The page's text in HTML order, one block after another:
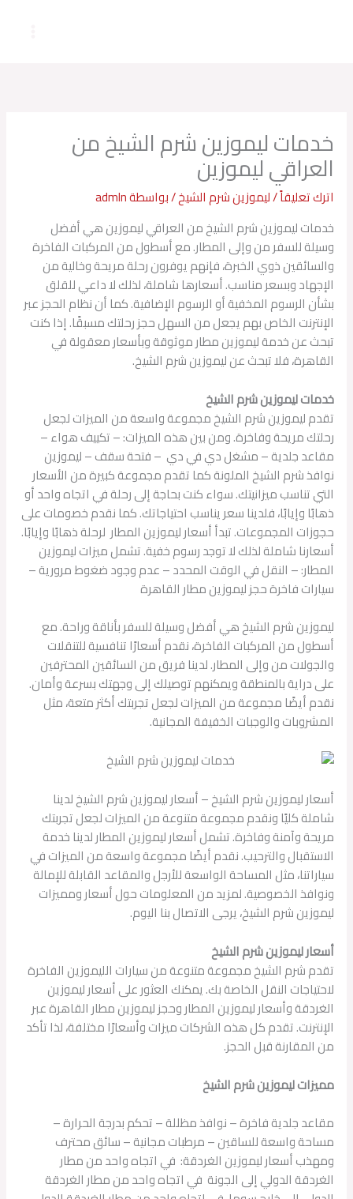
خدمات ليموزين شرم الشيخ من
العراقي ليموزين
اترك تعليقاً/ليموزين شرم الشيخ/ بواسطةadmln
خدمات ليموزين شرم الشيخ من العراقي ليموزين هي أفضل
وسيلة للسفر من وإلى المطار. مع أسطول من المركبات الفاخرة
والسائقين ذوي الخبرة، فإنهم يوفرون رحلة مريحة وخالية من
الإجهاد وبسعر مناسب. أسعارها شاملة، لذلك لا داعي للقلق
بشأن الرسوم المخفية أو الرسوم الإضافية. كما أن نظام الحجز عبر
الإنترنت الخاص بهم يجعل من السهل حجز رحلتك مسبقًا. إذا كنت
تبحث عن خدمة ليموزين مطار موثوقة وبأسعار معقولة في
القاهرة، فلا تبحث عن ليموزين شرم الشيخ.
خدمات ليموزين شرم الشيخ
تقدم ليموزين شرم الشيخ مجموعة واسعة من الميزات لجعل
رحلتك مريحة وفاخرة. ومن بين هذه الميزات: – تكييف هواء –
مقاعد جلدية – مشغل دي في دي – فتحة سقف – ليموزين
نوافذ شرم الشيخ الملونة كما تقدم مجموعة كبيرة من الأسعار
التي تناسب ميزانيتك. سواء كنت بحاجة إلى رحلة في اتجاه واحد أو
ذهابًا وإيابًا، فلدينا سعر يناسب احتياجاتك. كما نقدم خصومات على
حجوزات المجموعات. تبدأ أسعار ليموزين المطار لرحلة ذهابًا وإيابًا.
أسعارنا شاملة لذلك لا توجد رسوم خفية. تشمل ميزات ليموزين
المطار: – النقل في الوقت المحدد – عدم وجود ضغوط مرورية –
سيارات فاخرة حجز ليموزين مطار القاهرة
ليموزين شرم الشيخ هي أفضل وسيلة للسفر بأناقة وراحة. مع
أسطول من المركبات الفاخرة، نقدم أسعارًا تنافسية للتنقلات
والجولات من وإلى المطار. لدينا فريق من السائقين المحترفين
على دراية بالمنطقة ويمكنهم توصيلك إلى وجهتك بسرعة وأمان.
نقدم أيضًا مجموعة من الميزات لجعل تجربتك أكثر متعة، مثل
المشروبات والوجبات الخفيفة المجانية.
أسعار ليموزين شرم الشيخ – أسعار ليموزين شرم الشيخ لدينا
شاملة كليًا ونقدم مجموعة متنوعة من الميزات لجعل تجربتك
مريحة وآمنة وفاخرة. تشمل أسعار ليموزين المطار لدينا خدمة
الاستقبال والترحيب. نقدم أيضًا مجموعة واسعة من الميزات في
سياراتنا، مثل المساحة الواسعة للأرجل والمقاعد القابلة للإمالة
ونوافذ الخصوصية. لمزيد من المعلومات حول أسعار ومميزات
ليموزين شرم الشيخ، يرجى الاتصال بنا اليوم.
أسعار ليموزين شرم الشيخ
تقدم شرم الشيخ مجموعة متنوعة من سيارات الليموزين الفاخرة
لاحتياجات النقل الخاصة بك. يمكنك العثور على أسعار ليموزين
الغردقة وأسعار ليموزين المطار وحجز ليموزين مطار القاهرة عبر
الإنترنت. تقدم كل هذه الشركات ميزات وأسعارًا مختلفة، لذا تأكد
من المقارنة قبل الحجز.
مميزات ليموزين شرم الشيخ
مقاعد جلدية فاخرة – نوافذ مظللة – تحكم بدرجة الحرارة –
مساحة واسعة للساقين – مرطبات مجانية – سائق محترف
ومهذب أسعار ليموزين الغردقة: في اتجاه واحد من مطار
الغردقة الدولي إلى الجونة في اتجاه واحد من مطار الغردقة